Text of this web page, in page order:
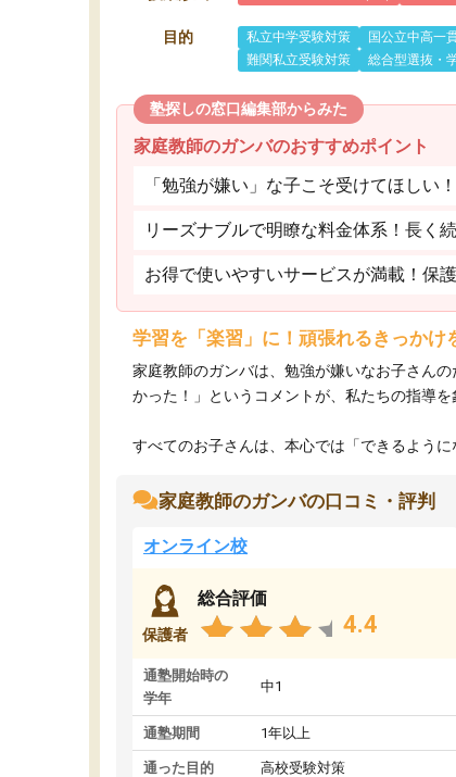
目的 私立中学受験対策 国公立中高一
難関私立受験対策
総合型選抜・
塾探しの窓口編集部からみた
家庭教師のガンバのおすすめポイント
「勉強が嫌い」な子こそ受けてほしい
リーズナブルで明瞭な料金体系！長く
お得で使いやすいサービスが満載！保
学習を「楽習」に！頑張れるきっか
家庭教師のガンバは、勉強が嫌いなお子さん
かった！」というコメントが、私たちの指導を
すべてのお子さんは、本心では「できるように
家庭教師のガンバの口コミ・評判
オンライン校
保護者
総合評価
4.4
通塾開始時の
学年
中1
通塾期間 1年以上
通った目的 高校受験対策